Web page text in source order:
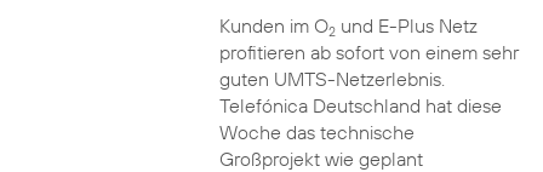
Kunden im O2und E-Plus Netz
profitieren ab sofort von einem sehr
guten UMTS-Netzerlebnis.
Telefónica Deutschland hat diese
Woche das technische
Großprojekt wie geplant